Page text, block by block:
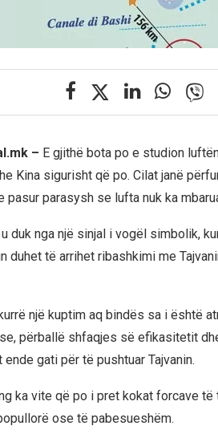
– E gjithë bota po e studion
Kina sigurisht që po. Cilat janë
pasur parasysh se lufta nuk ka
duk nga një sinjal i vogël simbolik,
duhet të arrihet ribashkimi me
një kuptim aq bindës sa i është
përballë shfaqjes së efikasitetit
ende gati për të pushtuar Tajvanin.
ka vite që po i pret kokat forcave të
ose të pabesueshëm.